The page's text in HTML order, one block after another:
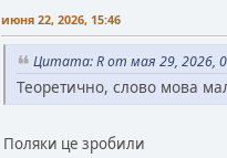
июня 22, 2026, 15:46
Цитата: R от мая 29, 2026,
Теоретично, слово мова
Поляки це зробили